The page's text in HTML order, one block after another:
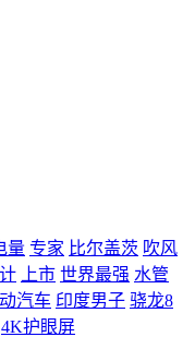
量 专家 比尔盖茨 吹风
上市 世界最强 水管
汽车 印度男子 骁龙8
4K护眼屏